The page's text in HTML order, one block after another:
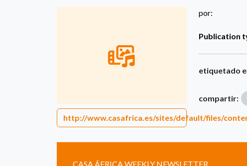
http://www.casafrica.es/sites/default/files/
por:
Publication
etiquetado
compartir:
CASA ÁFRICA WEEKLY NEWSLETTER